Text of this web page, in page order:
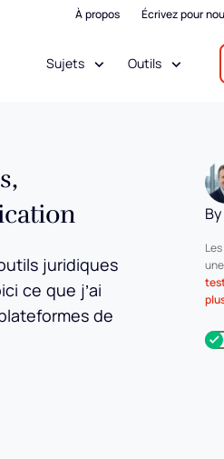
À propos Écrivez pour
Sujets Outils
juridiques
ce que j’ai
de
By